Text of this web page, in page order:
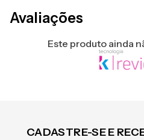
Avaliações
Este produto ainda
CADASTRE-SE E